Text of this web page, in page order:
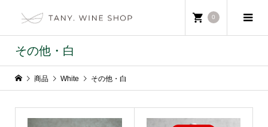
0
その他・白
商品 White その他・白